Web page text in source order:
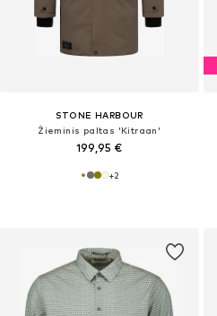
STONE HARBOUR
Žieminis paltas 'Kitraan'
199,95 €
+2